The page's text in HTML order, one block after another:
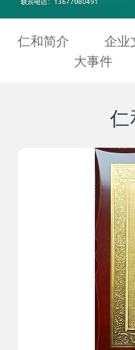
仁和简介 企业
大事件